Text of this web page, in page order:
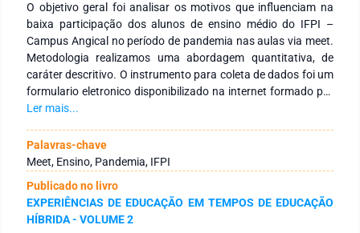
O objetivo geral foi analisar os motivos que influenciam na
baixa participação dos alunos de ensino médio do IFPI –
Campus Angical no período de pandemia nas aulas via meet.
Metodologia realizamos uma abordagem quantitativa, de
caráter descritivo. O instrumento para coleta de dados foi um
formulario eletronico disponibilizado na internet formado por
09 (nove) questões de múltipla escolha disponibilizado de
(duzentos cinquenta e oito) alunos devidamente
matriculados no IFPI, houve tambem uma pesquisa
bibliografica sobre o assunto em períódicos, documentos,
artigos, congressos e livros, as análises dos dados
quantitativos foram transformadas em gráficos para
posterior apresentação e análise. Resultados encontramos
Ler mais...
Palavras-chave
Meet, Ensino, Pandemia, IFPI
Publicado no livro
EXPERIÊNCIAS DE EDUCAÇÃO EM TEMPOS DE EDUCAÇÃO
HÍBRIDA - VOLUME 2